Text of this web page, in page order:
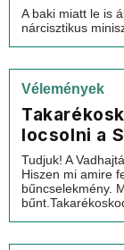
A baki miatt le is
nárcisztikus
Vélemények
locsolni a
Tudjuk! A
Hiszen mi amire
bűncselekmény.